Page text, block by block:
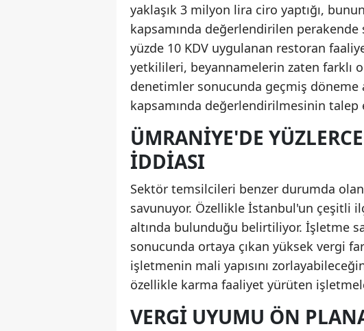
yaklaşık 3 milyon lira ciro yaptığı,
kapsamında değerlendirilen perakende
yüzde 10 KDV uygulanan restoran
yetkilileri, beyannamelerin zaten farklı
denetimler sonucunda geçmiş döneme
kapsamında değerlendirilmesinin
ÜMRANIYE'DE
IDDIASI
Sektör temsilcileri benzer durumda
savunuyor. Özellikle İstanbul'un çeşitli
altında bulunduğu belirtiliyor. İşletme
sonucunda ortaya çıkan yüksek vergi
işletmenin mali yapısını
özellikle karma faaliyet yürüten
VERGI UYUMU ÖN